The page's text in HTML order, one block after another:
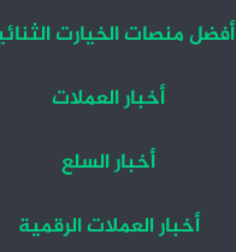
أفضل منصات الخيارت
أخبار العملات
أخبار السلع
أخبار العملات الرقمية